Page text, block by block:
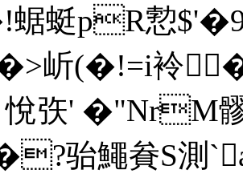
蜛蜓pR愂
-�>岓(�!=i袊
矤' �"NrM髎
骀鱦貵S測